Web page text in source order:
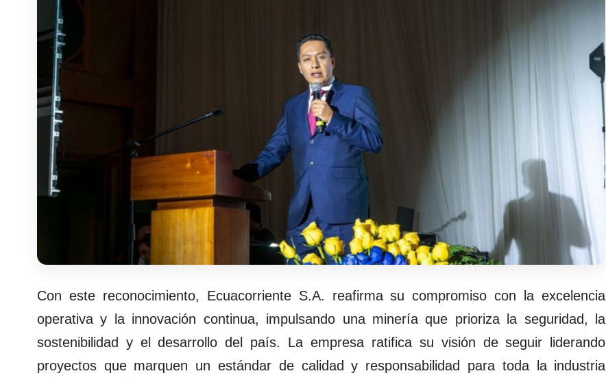
Con este reconocimiento, Ecuacorriente S.A. reafirma su compromiso con la excelencia
operativa y la innovación continua, impulsando una minería que prioriza la seguridad, la
sostenibilidad y el desarrollo del país. La empresa ratifica su visión de seguir liderando
proyectos que marquen un estándar de calidad y responsabilidad para toda la industria